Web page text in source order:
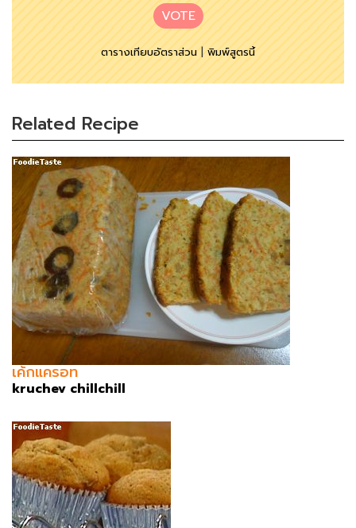
VOTE
ตารางเทียบอัตราส่วน|พิมพ์สูตรนี้
Related Recipe
เค้กแครอท
kruchev chillchill